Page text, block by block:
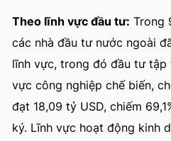
Theo lĩnh vực đầu tư: Trong
các nhà đầu tư nước ngoài
lĩnh vực, trong đó đầu tư tập
vực công nghiệp chế biến,
đạt 18,09 tỷ USD, chiếm
ký. Lĩnh vực hoạt động kinh